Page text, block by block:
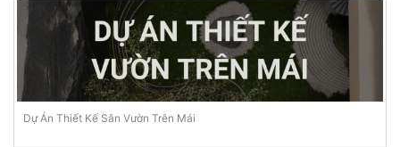
Dự Án Thiết Kế Sân Vườn Trên Mái